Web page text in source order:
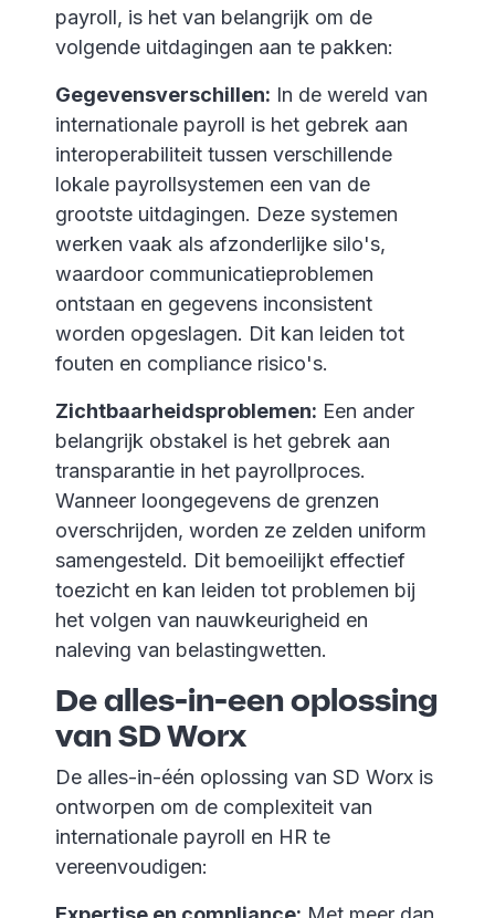
payroll, is het van belangrijk om de
volgende uitdagingen aan te pakken:
Gegevensverschillen: In de wereld van
internationale payroll is het gebrek aan
interoperabiliteit tussen verschillende
lokale payrollsystemen een van de
grootste uitdagingen. Deze systemen
werken vaak als afzonderlijke silo's,
waardoor communicatieproblemen
ontstaan en gegevens inconsistent
worden opgeslagen. Dit kan leiden tot
fouten en compliance risico's.
Zichtbaarheidsproblemen: Een ander
belangrijk obstakel is het gebrek aan
transparantie in het payrollproces.
Wanneer loongegevens de grenzen
overschrijden, worden ze zelden uniform
samengesteld. Dit bemoeilijkt effectief
toezicht en kan leiden tot problemen bij
het volgen van nauwkeurigheid en
naleving van belastingwetten.
De alles-in-een oplossing
van SD Worx
De alles-in-één oplossing van SD Worx is
ontworpen om de complexiteit van
internationale payroll en HR te
vereenvoudigen: